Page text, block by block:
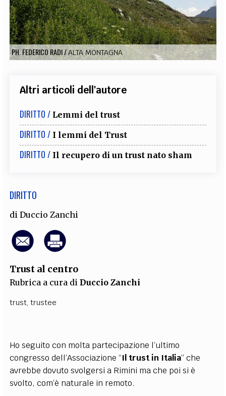
EXTRA
CODICI RUBRICHE LIBRI PROCEEDINGS PUBBLICITÀ CONTATTI
SOCIAL MEDIA
PH. FEDERICO RADI/ALTA MONTAGNA
Altri articoli dell'autore
DIRITTO / Lemmi del trust
DIRITTO / I lemmi del Trust
DIRITTO / Il recupero di un trust nato sham
DIRITTO
diDuccio Zanchi
Trust al centro
Rubrica a cura diDuccio Zanchi
trust,trustee
Ho seguito con molta partecipazione l’ultimo
congresso dell’Associazione “Il trust in Italia” che
avrebbe dovuto svolgersi a Rimini ma che poi si è
svolto, com’è naturale in remoto.